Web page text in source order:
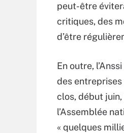
peut-être
critiques, des
d’être
En outre,
des entreprises
clos, début
l’Assemblée
« quelques